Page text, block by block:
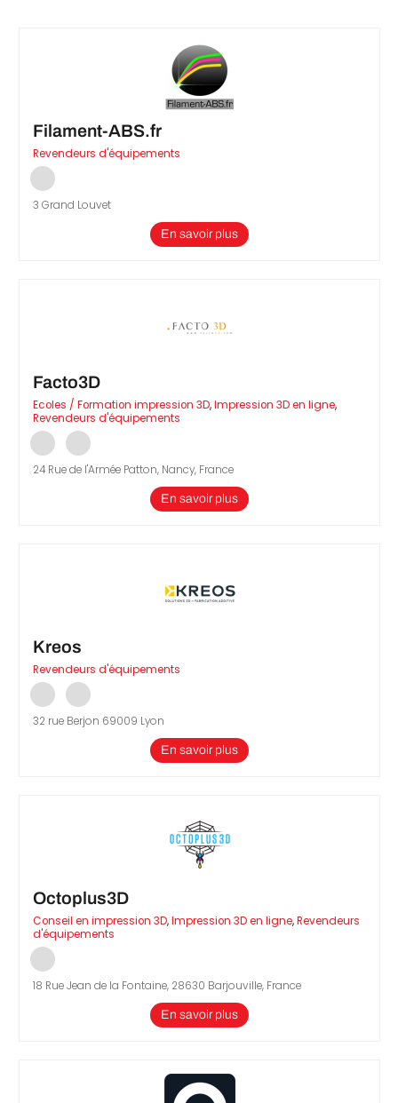
Filament-ABS.fr
Revendeurs d'équipements
3 Grand Louvet
En savoir plus
Facto3D
Ecoles / Formation impression 3D,Impression 3D en ligne,
Revendeurs d'équipements
24 Rue de l'Armée Patton, Nancy, France
En savoir plus
Kreos
Revendeurs d'équipements
32 rue Berjon 69009 Lyon
En savoir plus
Octoplus3D
Conseil en impression 3D,Impression 3D en ligne,Revendeurs
d'équipements
18 Rue Jean de la Fontaine, 28630 Barjouville, France
En savoir plus